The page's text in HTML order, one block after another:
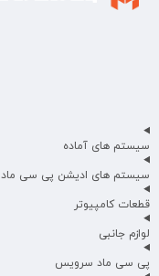
سیستم های آماده
سیستم های ادیشن پی سی ماد
قطعات کامپیوتر
لوازم جانبی
پی سی ماد سرویس